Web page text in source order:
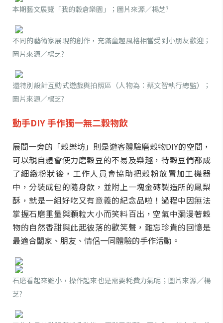
本期藝文展覽「我的穀倉樂園」；圖片來源／楊芝?
不同的藝術家展現的創作，充滿童趣風格相當受到小朋友歡迎；
圖片來源／楊芝?
還特別設計互動式遊戲與拍照區（人物為：蔡文智執行總監）
；
圖片來源／楊芝?
動手DIY 手作獨一無二穀物飲
展間一旁的「穀樂坊」則是遊客體驗磨穀物DIY的空間，
可以親自體會使力磨穀豆的不易及樂趣，待穀豆們都成
了細緻粉狀後，工作人員會協助把穀粉放置加工機器
中，分裝成包的隨身飲，並附上一塊金磚製造所的鳳梨
酥，就是一組好吃又有意義的紀念品啦！過程中因無法
掌握石磨重量與顆粒大小而笑料百出，空氣中瀰漫著穀
物的自然香甜與此起彼落的歡笑聲，難忘珍貴的回憶是
最適合闔家、朋友、情侶一同體驗的手作活動。
石磨看起來雖小，操作起來也是需要耗費力氣呢；圖片來源／楊
芝?